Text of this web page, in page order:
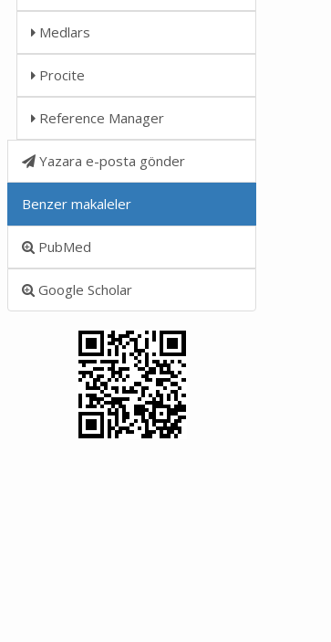
Medlars
Procite
Reference Manager
Yazara e-posta gönder
Benzer makaleler
PubMed
Google Scholar